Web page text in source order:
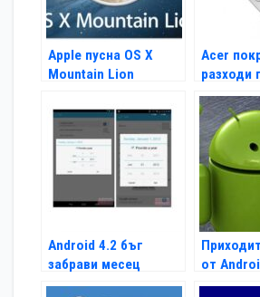
Apple пусна OS X
Mountain Lion
Acer
разходи
ъпгрейд
Android 4.2 бъг
забрави месец
декември
от
$550 млн.